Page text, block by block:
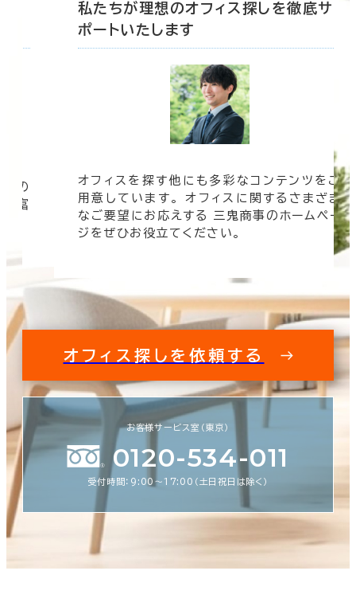
の
豊富
私たちが理想のオフィス探しを徹底サ
ポートいたします
オフィスを探す他にも多彩なコンテンツをご
用意しています。 オフィスに関するさまざま
なご要望にお応えする 三鬼商事のホームペー
ジをぜひお役立てください。
オフィス探しを依頼する
お客様サービス室（東京）
0120-534-011
受付時間：9:00〜17:00（土日祝日は除く）